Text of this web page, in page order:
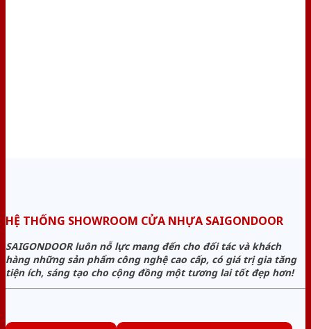
HỆ THỐNG SHOWROOM CỬA NHỰA SAIGONDOOR
SAIGONDOOR luôn nỗ lực mang đến cho đối tác và khách
hàng những sản phẩm công nghệ cao cấp, có giá trị gia tăng
tiện ích, sáng tạo cho cộng đồng một tương lai tốt đẹp hơn!